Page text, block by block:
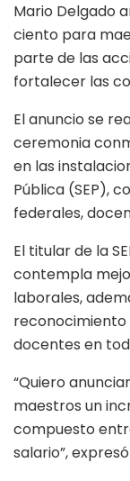
Mario Delgado
ciento para
parte de las
fortalecer las
El anuncio se
ceremonia
en las
Pública (SEP),
federales,
El titular de la
contempla
laborales,
reconocimiento
docentes en
“Quiero
maestros un
compuesto
salario”,